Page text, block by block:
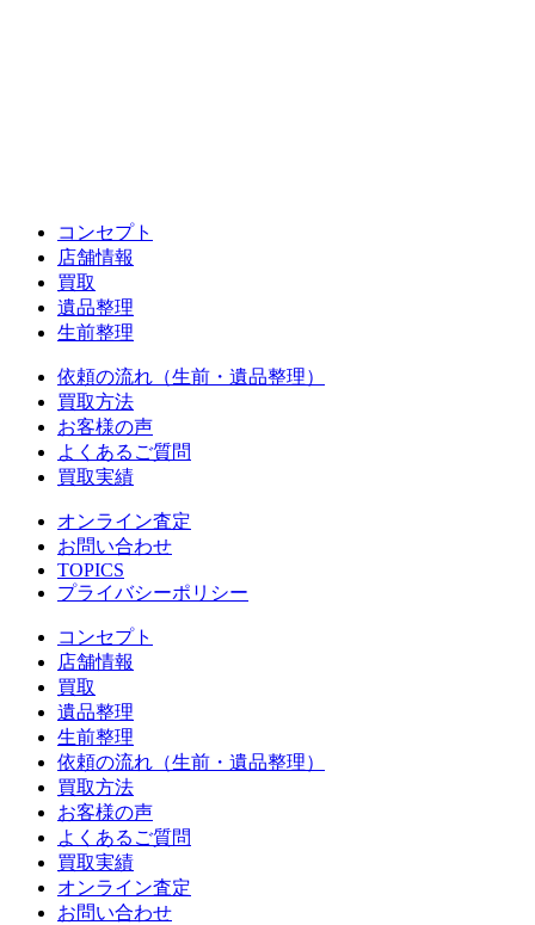
コンセプト
店舗情報
買取
遺品整理
生前整理
依頼の流れ（生前・遺品整理）
買取方法
お客様の声
よくあるご質問
買取実績
オンライン査定
お問い合わせ
TOPICS
プライバシーポリシー
コンセプト
店舗情報
買取
遺品整理
生前整理
依頼の流れ（生前・遺品整理）
買取方法
お客様の声
よくあるご質問
買取実績
オンライン査定
お問い合わせ